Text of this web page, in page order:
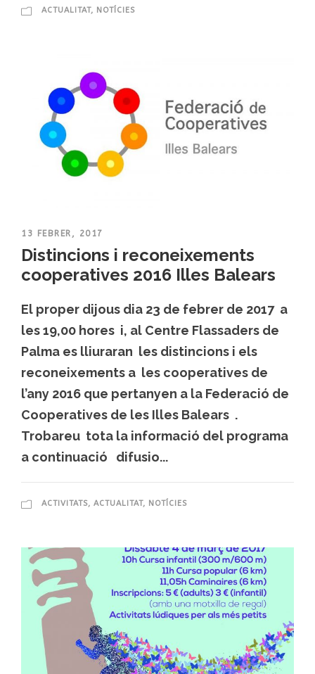
ACTUALITAT, NOTÍCIES
13 FEBRER, 2017
Distincions i reconeixements
cooperatives 2016 Illes Balears
El proper dijous dia 23 de febrer de 2017 a
les 19,00 hores i, al Centre Flassaders de
Palma es lliuraran les distincions i els
reconeixements a les cooperatives de
l’any 2016 que pertanyen a la Federació de
Cooperatives de les Illes Balears .
Trobareu tota la informació del programa
a continuació difusio...
ACTIVITATS, ACTUALITAT, NOTÍCIES